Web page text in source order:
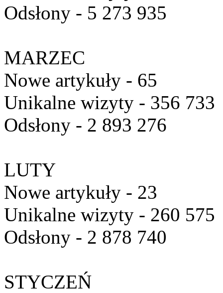
Odsłony - 5 273 935
MARZEC
Nowe artykuły - 65
Unikalne wizyty - 356 733
Odsłony - 2 893 276
LUTY
Nowe artykuły - 23
Unikalne wizyty - 260 575
Odsłony - 2 878 740
STYCZEŃ